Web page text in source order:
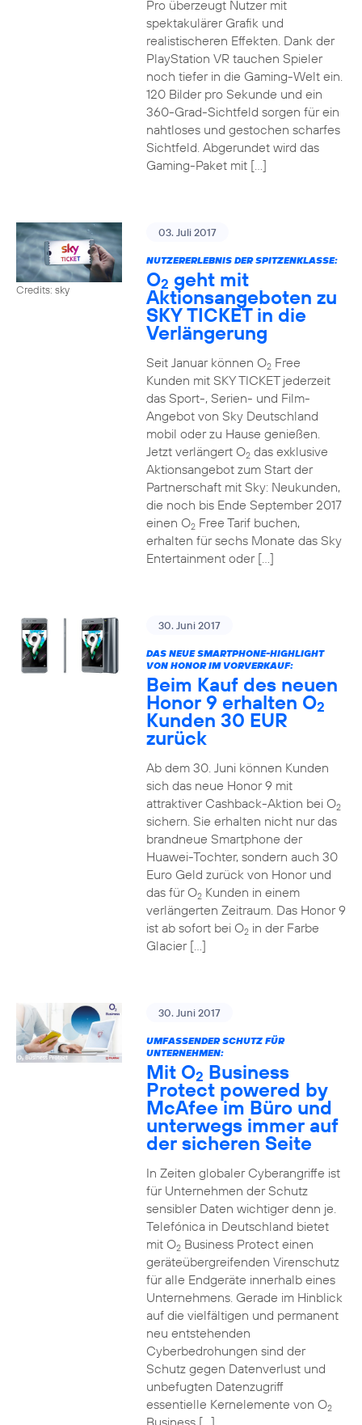
Pro überzeugt Nutzer mit
spektakulärer Grafik und
realistischeren Effekten. Dank der
PlayStation VR tauchen Spieler
noch tiefer in die Gaming-Welt ein.
120 Bilder pro Sekunde und ein
360-Grad-Sichtfeld sorgen für ein
nahtloses und gestochen scharfes
Sichtfeld. Abgerundet wird das
Gaming-Paket mit […]
Credits: sky
03. Juli 2017
NUTZERERLEBNIS DER SPITZENKLASSE:
O2 geht mit
Aktionsangeboten zu
SKY TICKET in die
Verlängerung
Seit Januar können O2Free
Kunden mit SKY TICKET jederzeit
das Sport-, Serien- und Film-
Angebot von Sky Deutschland
mobil oder zu Hause genießen.
Jetzt verlängert O2das exklusive
Aktionsangebot zum Start der
Partnerschaft mit Sky: Neukunden,
die noch bis Ende September 2017
einen O2Free Tarif buchen,
erhalten für sechs Monate das Sky
Entertainment oder […]
30. Juni 2017
DAS NEUE SMARTPHONE-HIGHLIGHT
VON HONOR IM VORVERKAUF:
Beim Kauf des neuen
Honor 9 erhalten O2
Kunden 30 EUR
zurück
Ab dem 30. Juni können Kunden
sich das neue Honor 9 mit
attraktiver Cashback-Aktion bei O2
sichern. Sie erhalten nicht nur das
brandneue Smartphone der
Huawei-Tochter, sondern auch 30
Euro Geld zurück von Honor und
das für O2Kunden in einem
verlängerten Zeitraum. Das Honor 9
ist ab sofort bei O2in der Farbe
Glacier […]
30. Juni 2017
UMFASSENDER SCHUTZ FÜR
UNTERNEHMEN:
Mit O2 Business
Protect powered by
McAfee im Büro und
unterwegs immer auf
der sicheren Seite
In Zeiten globaler Cyberangriffe ist
für Unternehmen der Schutz
sensibler Daten wichtiger denn je.
Telefónica in Deutschland bietet
mit O2Business Protect einen
geräteübergreifenden Virenschutz
für alle Endgeräte innerhalb eines
Unternehmens. Gerade im Hinblick
auf die vielfältigen und permanent
neu entstehenden
Cyberbedrohungen sind der
Schutz gegen Datenverlust und
unbefugten Datenzugriff
essentielle Kernelemente von O2
Business […]